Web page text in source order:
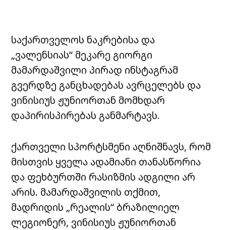
საქართველოს ნაკრებისა და
„ვალენსიას“ მეკარე გიორგი
მამარდაშვილი პირად ინსტაგრამ
გვერდზე განცხადებას ავრცელებს და
ვინისიუს ჟუნიორთან მომხდარ
დაპირისპირებას განმარტავს.
ქართველი სპორტსმენი აღნიშნავს, რომ
მისთვის ყველა ადამიანი თანასწორია
და ფეხბურთში რასიზმის ადგილი არ
არის. მამარდაშვილის თქმით,
მადრიდის „რეალის“ ბრაზილიელ
ლეგიონერ, ვინისიუს ჟუნიორთან